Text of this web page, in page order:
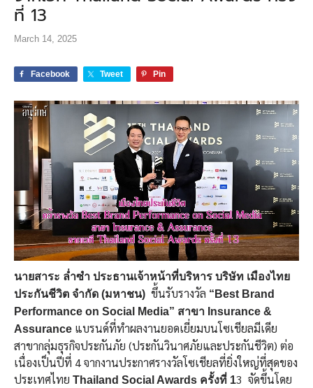
ที่ 13
March 14, 2025
Facebook Tweet Pin
นายสาระ ล่ำซำ ประธานเจ้าหน้าที่บริหาร บริษัท เมืองไทย
ประกันชีวิต จำกัด (มหาชน) ขึ้นรับรางวัล “Best Brand
Performance on Social Media” สาขา Insurance &
Assurance แบรนด์ที่ทำผลงานยอดเยี่ยมบนโซเชียลมีเดีย
สาขากลุ่มธุรกิจประกันภัย (ประกันวินาศภัยและประกันชีวิต) ต่อ
เนื่องเป็นปีที่ 4 จากงานประกาศรางวัลโซเชียลที่ยิ่งใหญ่ที่สุดของ
ประเทศไทย Thailand Social Awards ครั้งที่ 13 จัดขึ้นโดย